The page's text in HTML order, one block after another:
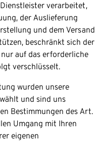
verarbeitet,
der Auslieferung
und dem Versand
beschränkt sich der
auf das erforderliche
verschlüsselt.
wurden unsere
und sind uns
Bestimmungen des Art.
Umgang mit Ihren
eigenen